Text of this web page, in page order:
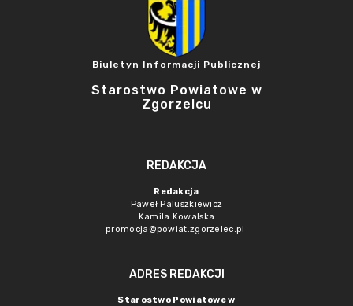
Biuletyn Informacji Publicznej
Starostwo Powiatowe w
Zgorzelcu
REDAKCJA
Redakcja
Paweł Paluszkiewicz
Kamila Kowalska
promocja@powiat.zgorzelec.pl
ADRES REDAKCJI
Starostwo Powiatowe w